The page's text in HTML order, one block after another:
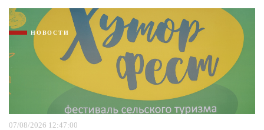
НОВОСТИ
07/08/2026 12:47:00